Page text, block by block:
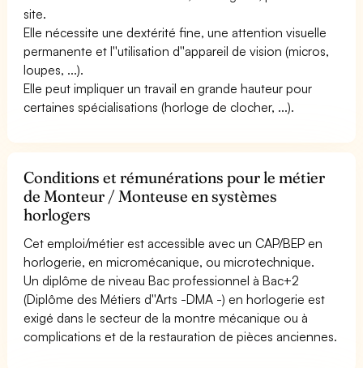
site.
Elle nécessite une dextérité fine, une attention visuelle
permanente et l''utilisation d''appareil de vision (micros,
loupes, ...).
Elle peut impliquer un travail en grande hauteur pour
certaines spécialisations (horloge de clocher, ...).
Conditions et rémunérations pour le métier
de Monteur / Monteuse en systèmes
horlogers
Cet emploi/métier est accessible avec un CAP/BEP en
horlogerie, en micromécanique, ou microtechnique.
Un diplôme de niveau Bac professionnel à Bac+2
(Diplôme des Métiers d''Arts -DMA -) en horlogerie est
exigé dans le secteur de la montre mécanique ou à
complications et de la restauration de pièces anciennes.